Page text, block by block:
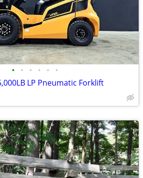
• • • • • •
LP Pneumatic Forklift